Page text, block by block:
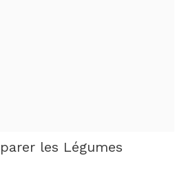
les Légumes